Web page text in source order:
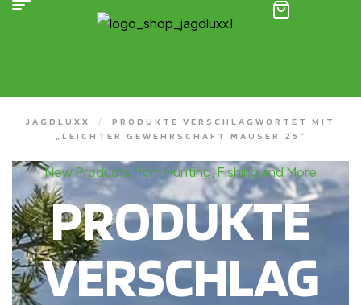
JAGDLUXX /
PRODUKTE VERSCHLAGWORTET MIT
„LEICHTER GEWEHRSCHAFT MAUSER 25“
New Products from Hunting, Fishing and More
PRODUKTE
VERSCHLAG